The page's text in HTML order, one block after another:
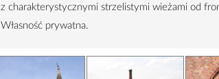
z charakterystycznymi strzelistymi wieżami od
Własność prywatna.